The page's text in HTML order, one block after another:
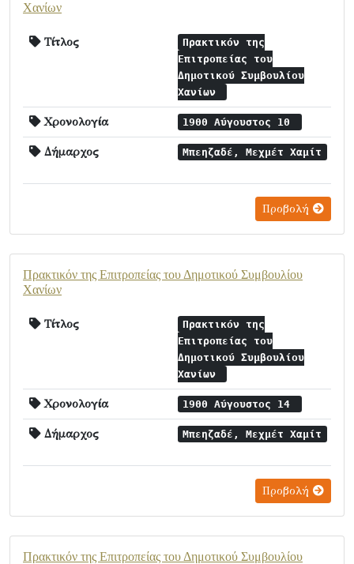
Χανίων
Τίτλος
Πρακτικόν της
Επιτροπείας του
Δημοτικού Συμβουλίου
Χανίων
Χρονολογία 1900 Αύγουστος 10
Δήμαρχος Μπεηζαδέ, Μεχμέτ Χαμίτ
Προβολή
Πρακτικόν της Επιτροπείας του Δημοτικού Συμβουλίου
Χανίων
Τίτλος
Πρακτικόν της
Επιτροπείας του
Δημοτικού Συμβουλίου
Χανίων
Χρονολογία 1900 Αύγουστος 14
Δήμαρχος Μπεηζαδέ, Μεχμέτ Χαμίτ
Προβολή
Πρακτικόν της Επιτροπείας του Δημοτικού Συμβουλίου